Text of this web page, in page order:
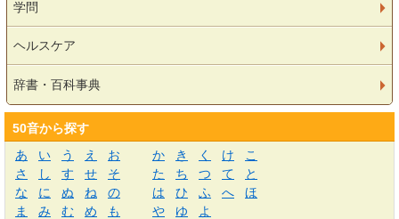
学問
ヘルスケア
辞書・百科事典
50音から探す
あ
い う え お か き く け
こ
さ
し す せ そ た ち つ て
と
な
に ぬ ね の は ひ ふ へ
ほ
ま
み む め も や ゆ
よ